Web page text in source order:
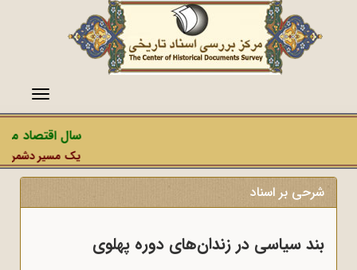
منو
سال اقتصاد
یک مسیر دشمن،
شرحی بر اسناد
بند سیاسی در زندان‌های دوره پهلوی